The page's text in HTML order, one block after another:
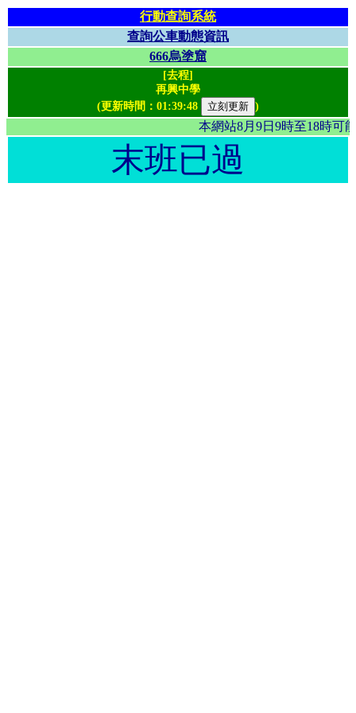
行動查詢系統
查詢公車動態資訊
666烏塗窟
[去程]
再興中學
(更新時間： 01:39:48 )
本網站8月9日9時至18
末班已過